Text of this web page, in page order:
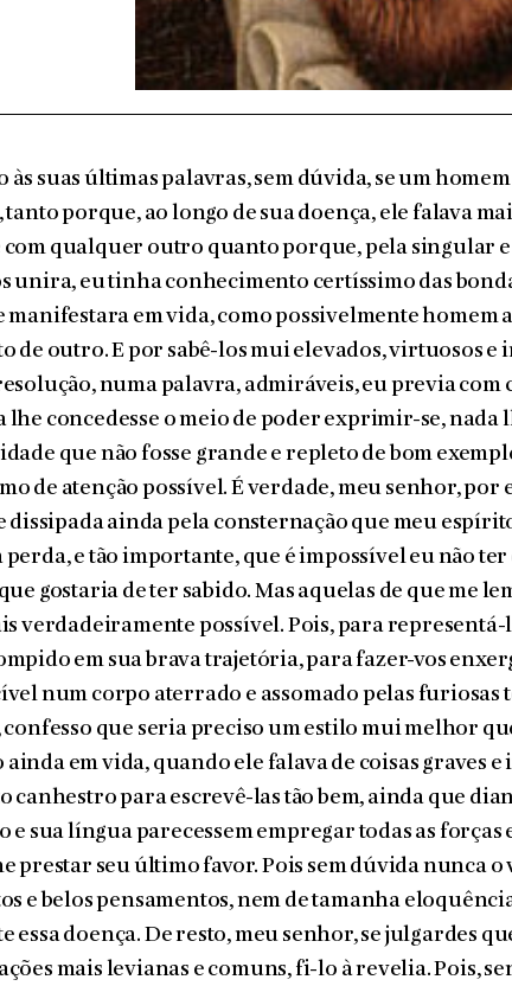
às suas últimas palavras, sem dúvida, se um
tanto porque, ao longo de sua doença, ele falava
com qualquer outro quanto porque, pela singular
unira, eu tinha conhecimento certíssimo das
manifestara em vida, como possivelmente homem
de outro. E por sabê-los mui elevados, virtuosos
numa palavra, admiráveis, eu previa com
lhe concedesse o meio de poder exprimir-se, nada
que não fosse grande e repleto de bom
de atenção possível. É verdade, meu senhor, por
dissipada ainda pela consternação que meu
perda, e tão importante, que é impossível eu não
gostaria de ter sabido. Mas aquelas de que me
verdadeiramente possível. Pois, para
em sua brava trajetória, para fazer-vos
num corpo aterrado e assomado pelas furiosas
confesso que seria preciso um estilo mui melhor
ainda em vida, quando ele falava de coisas graves
canhestro para escrevê-las tão bem, ainda que
e sua língua parecessem empregar todas as forças
prestar seu último favor. Pois sem dúvida nunca
e belos pensamentos, nem de tamanha
essa doença. De resto, meu senhor, se julgardes
mais levianas e comuns, fi-lo à revelia. Pois,